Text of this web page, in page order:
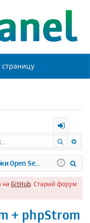
страницу
х
о
д
Поиск
к
на GitHub . Старый форум
+ phpStrom